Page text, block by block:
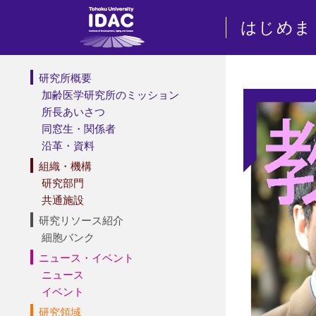
はじめ
研究所概要
加齢医学研究所のミッション
所長あいさつ
同窓生・関係者
沿革・資料
組織・機構
研究部門
共通施設
研究リソース紹介
細胞バンク
ニュース・イベント
ニュース
イベント
研究領域